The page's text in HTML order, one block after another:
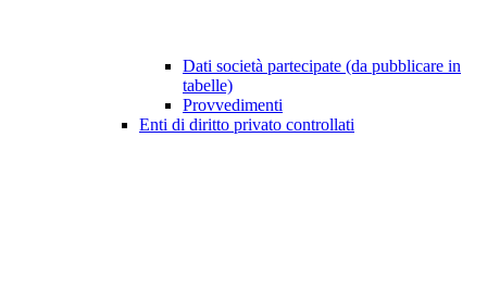
Dati società partecipate (da pubblicare in
tabelle)
Provvedimenti
Enti di diritto privato controllati